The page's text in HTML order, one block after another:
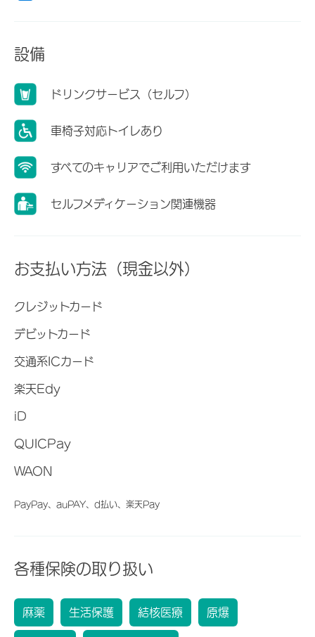
設備
ドリンクサービス（セルフ）
車椅子対応トイレあり
すべてのキャリアでご利用いただけます
セルフメディケーション関連機器
お支払い方法（現金以外）
クレジットカード
デビットカード
交通系ICカード
楽天Edy
iD
QUICPay
WAON
PayPay、auPAY、d払い、楽天Pay
各種保険の取り扱い
麻薬 生活保護 結核医療 原爆